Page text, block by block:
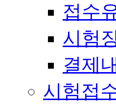
접수
시험
결제
시험접